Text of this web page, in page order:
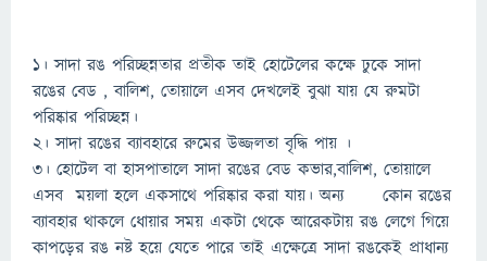
১। সাদা রঙ পরিচ্ছন্নতার প্রতীক তাই হোটেলের কক্ষে ঢুকে সাদা
রঙের বেড , বালিশ, তোয়ালে এসব দেখলেই বুঝা যায় যে রুমটা
পরিষ্কার পরিচ্ছন্ন।
২। সাদা রঙের ব্যাবহারে রুমের উজ্জলতা বৃদ্ধি পায় ।
৩। হোটেল বা হাসপাতালে সাদা রঙের বেড কভার,বালিশ, তোয়ালে
এসব ময়লা হলে একসাথে পরিষ্কার করা যায়। অন্য কোন রঙের
ব্যাবহার থাকলে ধোয়ার সময় একটা থেকে আরেকটায় রঙ লেগে গিয়ে
কাপড়ের রঙ নষ্ট হয়ে যেতে পারে তাই এক্ষেত্রে সাদা রঙকেই প্রাধান্য